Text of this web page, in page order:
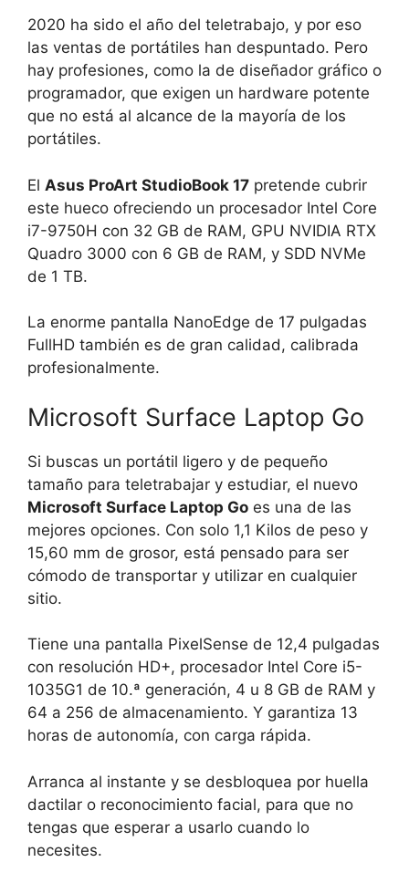
2020 ha sido el año del teletrabajo, y por eso
las ventas de portátiles han despuntado. Pero
hay profesiones, como la de diseñador gráfico o
programador, que exigen un hardware potente
que no está al alcance de la mayoría de los
portátiles.
El Asus ProArt StudioBook 17 pretende cubrir
este hueco ofreciendo un procesador Intel Core
i7-9750H con 32 GB de RAM, GPU NVIDIA RTX
Quadro 3000 con 6 GB de RAM, y SDD NVMe
de 1 TB.
La enorme pantalla NanoEdge de 17 pulgadas
FullHD también es de gran calidad, calibrada
profesionalmente.
Microsoft Surface Laptop Go
Si buscas un portátil ligero y de pequeño
tamaño para teletrabajar y estudiar, el nuevo
Microsoft Surface Laptop Go es una de las
mejores opciones. Con solo 1,1 Kilos de peso y
15,60 mm de grosor, está pensado para ser
cómodo de transportar y utilizar en cualquier
sitio.
Tiene una pantalla PixelSense de 12,4 pulgadas
con resolución HD+, procesador Intel Core i5-
1035G1 de 10.ª generación, 4 u 8 GB de RAM y
64 a 256 de almacenamiento. Y garantiza 13
horas de autonomía, con carga rápida.
Arranca al instante y se desbloquea por huella
dactilar o reconocimiento facial, para que no
tengas que esperar a usarlo cuando lo
necesites.